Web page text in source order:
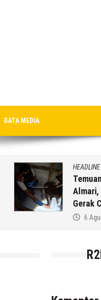
DATA MEDIA
HEADLINE
Almari,
Gerak
6